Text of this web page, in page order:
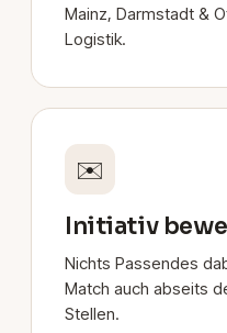
Mainz, Darmstadt &
Logistik.
✉️
Initiativ
Nichts Passendes
Match auch abseits
Stellen.